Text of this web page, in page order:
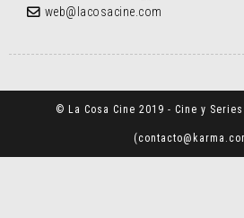
web@lacosacine.com
© La Cosa Cine 2019 - Cine y
(